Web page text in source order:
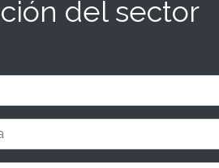
del sector